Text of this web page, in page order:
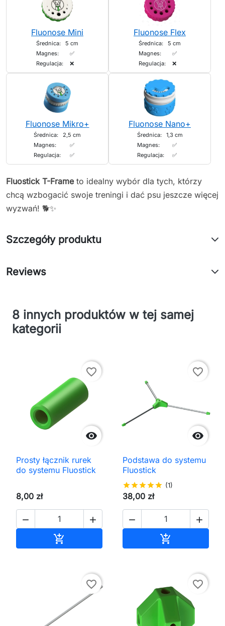
Fluonose Mini
Średnica:
5 cm
Magnes:
✅
Regulacja:
❌
Fluonose Flex
Średnica:
5 cm
Magnes:
✅
Regulacja:
❌
Fluonose Mikro+
Średnica:
2,5 cm
Magnes:
✅
Regulacja:
✅
Fluonose Nano+
Średnica:
1,3 cm
Magnes:
✅
Regulacja:
✅
Fluostick T-Frameto idealny wybór dla tych, którzy
chcą wzbogacić swoje treningi i dać psu jeszcze więcej
wyzwań! 🐕✨
Szczegóły produktu
Reviews
8 innych produktów w tej samej
kategorii

favorite_border
Prosty łącznik rurek
do systemu Fluostick
8,00 zł
 


favorite_border
Podstawa do systemu
Fluostick
starstarstarstarstar (1)
38,00 zł
 

favorite_border favorite_border